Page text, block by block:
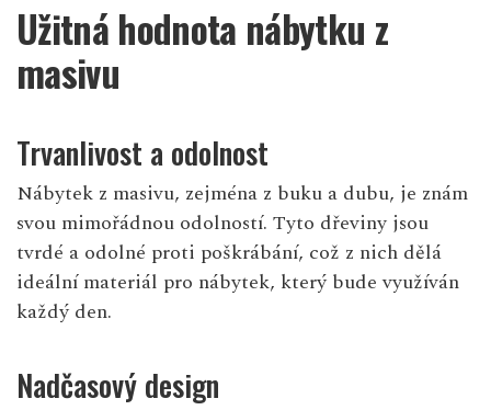
Užitná hodnota nábytku z
masivu
Trvanlivost a odolnost
Nábytek z masivu, zejména z buku a dubu, je znám
svou mimořádnou odolností. Tyto dřeviny jsou
tvrdé a odolné proti poškrábání, což z nich dělá
ideální materiál pro nábytek, který bude využíván
každý den.
Nadčasový design